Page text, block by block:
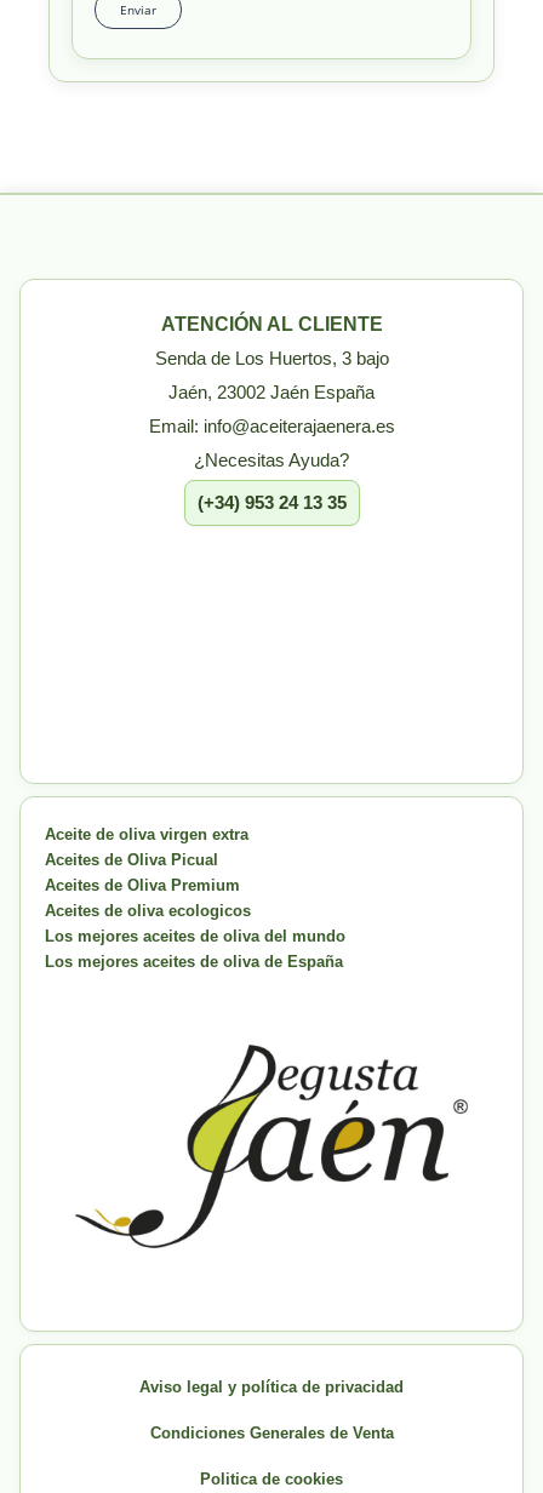
ATENCIÓN AL CLIENTE
Senda de Los Huertos, 3 bajo
Jaén, 23002 Jaén España
Email: info@aceiterajaenera.es
¿Necesitas Ayuda?
(+34) 953 24 13 35
Aceite de oliva virgen extra
Aceites de Oliva Picual
Aceites de Oliva Premium
Aceites de oliva ecologicos
Los mejores aceites de oliva del mundo
Los mejores aceites de oliva de España
Aviso legal y política de privacidad
Condiciones Generales de Venta
Politica de cookies